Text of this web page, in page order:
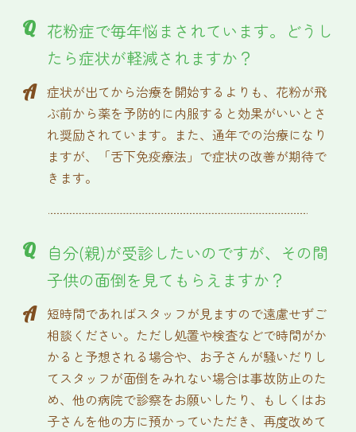
Q 花粉症で毎年悩まされています。どうし
たら症状が軽減されますか？
A
症状が出てから治療を開始するよりも、花粉が飛
ぶ前から薬を予防的に内服すると効果がいいとさ
れ奨励されています。また、通年での治療になり
ますが、「舌下免疫療法」で症状の改善が期待で
きます。
Q
自分(親)が受診したいのですが、その間
子供の面倒を見てもらえますか？
A
短時間であればスタッフが見ますので遠慮せずご
相談ください。ただし処置や検査などで時間がか
かると予想される場合や、お子さんが騒いだりし
てスタッフが面倒をみれない場合は事故防止のた
め、他の病院で診察をお願いしたり、もしくはお
子さんを他の方に預かっていただき、再度改めて